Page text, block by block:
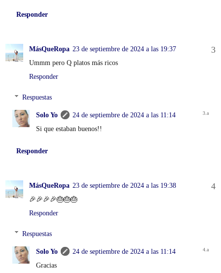
Responder
MásQueRopa 23 de septiembre de 2024 a las 19:37
Ummm pero Q platos más ricos
Responder
Respuestas
Solo Yo
24 de septiembre de 2024 a las 11:14
Si que estaban buenos!!
Responder
MásQueRopa 23 de septiembre de 2024 a las 19:38
🎉🎉🎉🎉🎂🎂🎂
Responder
Respuestas
Solo Yo
24 de septiembre de 2024 a las 11:14
Gracias